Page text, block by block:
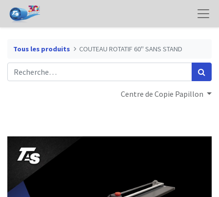
Tous les produits COUTEAU ROTATIF 60" SANS STAND
Centre de Copie Papillon